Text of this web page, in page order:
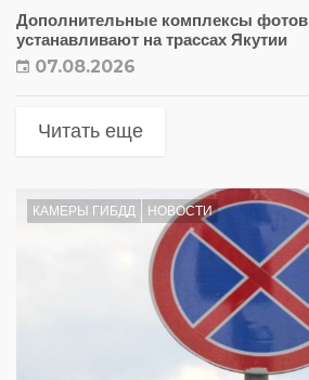
Дополнительные комплексы
устанавливают на трассах Якутии
07.08.2026
Читать еще
КАМЕРЫ ГИБДД НОВОСТИ